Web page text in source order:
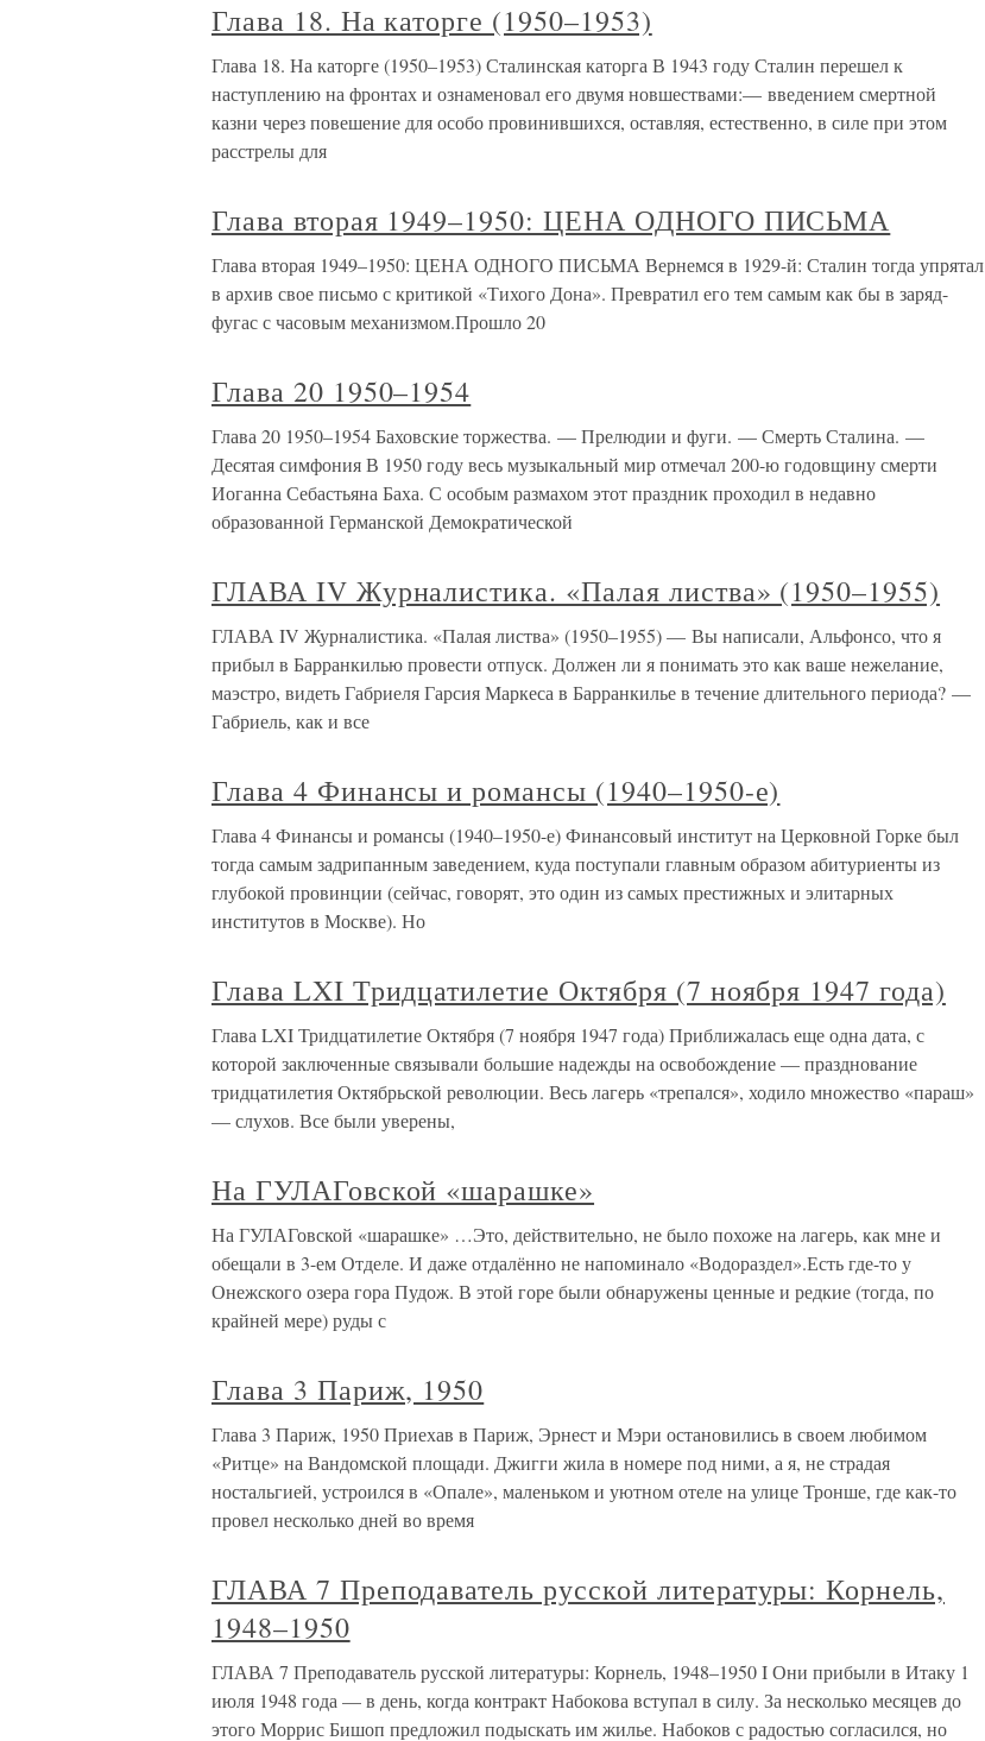
Глава 18. На каторге (1950–1953)
Глава 18. На каторге (1950–1953) Сталинская каторга В 1943 году Сталин перешел к
наступлению на фронтах и ознаменовал его двумя новшествами:— введением смертной
казни через повешение для особо провинившихся, оставляя, естественно, в силе при этом
расстрелы для
Глава вторая 1949–1950: ЦЕНА ОДНОГО ПИСЬМА
Глава вторая 1949–1950: ЦЕНА ОДНОГО ПИСЬМА Вернемся в 1929-й: Сталин тогда упрятал
в архив свое письмо с критикой «Тихого Дона». Превратил его тем самым как бы в заряд-
фугас с часовым механизмом.Прошло 20
Глава 20 1950–1954
Глава 20 1950–1954 Баховские торжества. — Прелюдии и фуги. — Смерть Сталина. —
Десятая симфония В 1950 году весь музыкальный мир отмечал 200-ю годовщину смерти
Иоганна Себастьяна Баха. С особым размахом этот праздник проходил в недавно
образованной Германской Демократической
ГЛАВА IV Журналистика. «Палая листва» (1950–1955)
ГЛАВА IV Журналистика. «Палая листва» (1950–1955) — Вы написали, Альфонсо, что я
прибыл в Барранкилью провести отпуск. Должен ли я понимать это как ваше нежелание,
маэстро, видеть Габриеля Гарсия Маркеса в Барранкилье в течение длительного периода? —
Габриель, как и все
Глава 4 Финансы и романсы (1940–1950-е)
Глава 4 Финансы и романсы (1940–1950-е) Финансовый институт на Церковной Горке был
тогда самым задрипанным заведением, куда поступали главным образом абитуриенты из
глубокой провинции (сейчас, говорят, это один из самых престижных и элитарных
институтов в Москве). Но
Глава LXI Тридцатилетие Октября (7 ноября 1947 года)
Глава LXI Тридцатилетие Октября (7 ноября 1947 года) Приближалась еще одна дата, с
которой заключенные связывали большие надежды на освобождение — празднование
тридцатилетия Октябрьской революции. Весь лагерь «трепался», ходило множество «параш»
— слухов. Все были уверены,
На ГУЛАГовской «шарашке»
На ГУЛАГовской «шарашке» …Это, действительно, не было похоже на лагерь, как мне и
обещали в 3-ем Отделе. И даже отдалённо не напоминало «Водораздел».Есть где-то у
Онежского озера гора Пудож. В этой горе были обнаружены ценные и редкие (тогда, по
крайней мере) руды с
Глава 3 Париж, 1950
Глава 3 Париж, 1950 Приехав в Париж, Эрнест и Мэри остановились в своем любимом
«Ритце» на Вандомской площади. Джигги жила в номере под ними, а я, не страдая
ностальгией, устроился в «Опале», маленьком и уютном отеле на улице Тронше, где как-то
провел несколько дней во время
ГЛАВА 7 Преподаватель русской литературы: Корнель,
1948–1950
ГЛАВА 7 Преподаватель русской литературы: Корнель, 1948–1950 I Они прибыли в Итаку 1
июля 1948 года — в день, когда контракт Набокова вступал в силу. За несколько месяцев до
этого Моррис Бишоп предложил подыскать им жилье. Набоков с радостью согласился, но